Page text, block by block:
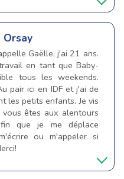
Gaëlle, j'ai 21 ans.
en tant que Baby-
tous les weekends.
pair ici en IDF et j'ai de
les petits enfants. Je vis
êtes aux alentours
que je me déplace
ou m'appeler si